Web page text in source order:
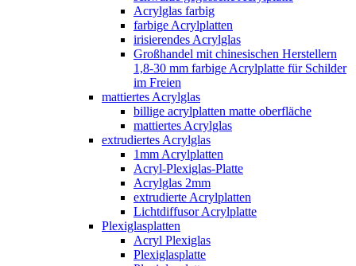
Acrylglas farbig
farbige Acrylplatten
irisierendes Acrylglas
Großhandel mit chinesischen Herstellern
1,8-30 mm farbige Acrylplatte für Schilder
im Freien
mattiertes Acrylglas
billige acrylplatten matte oberfläche
mattiertes Acrylglas
extrudiertes Acrylglas
1mm Acrylplatten
Acryl-Plexiglas-Platte
Acrylglas 2mm
extrudierte Acrylplatten
Lichtdiffusor Acrylplatte
Plexiglasplatten
Acryl Plexiglas
Plexiglasplatte